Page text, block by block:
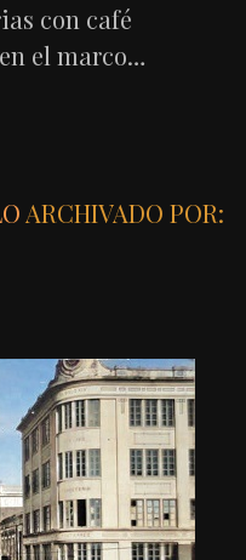
con café
el marco…
ARCHIVADO POR: